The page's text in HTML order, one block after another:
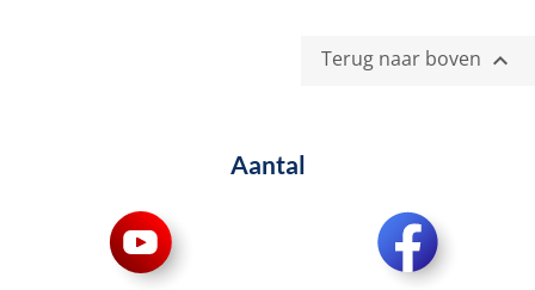
Terug naar boven 
Aantal